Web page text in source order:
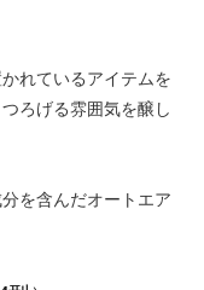
れているアイテムを
ろげる雰囲気を醸し
を含んだオートエア